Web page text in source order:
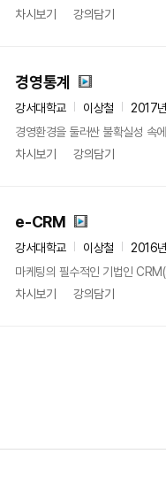
차시보기
강의담기
경영통계
강서대학교 이상철
2017
경영환경을 둘러싼 불확실성 속
차시보기
강의담기
e-CRM
강서대학교 이상철
2016
마케팅의 필수적인 기법인
차시보기
강의담기